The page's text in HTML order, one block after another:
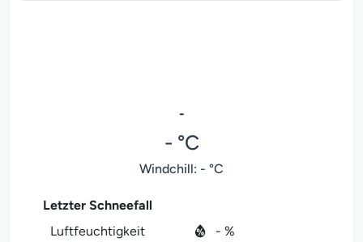
-
- °C
Windchill: - °C
Letzter Schneefall
Luftfeuchtigkeit
- %